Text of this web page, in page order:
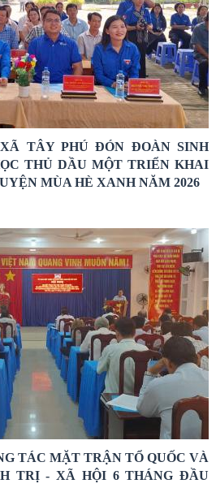
TÂY PHÚ ĐÓN ĐOÀN SINH
THỦ DẦU MỘT TRIỂN KHAI
MÙA HÈ XANH NĂM 2026
TÁC MẶT TRẬN TỔ QUỐC VÀ
TRỊ - XÃ HỘI 6 THÁNG ĐẦU